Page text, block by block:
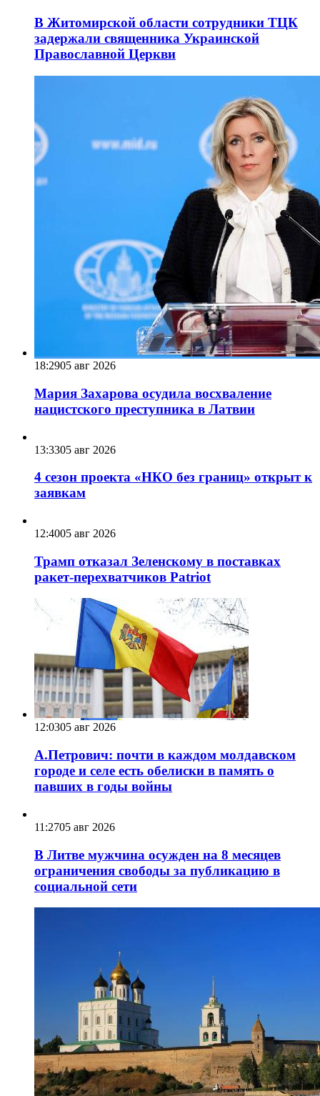
В Житомирской области сотрудники ТЦК
задержали священника Украинской
Православной Церкви
18:2905 авг 2026
Мария Захарова осудила восхваление
нацистского преступника в Латвии
13:3305 авг 2026
4 сезон проекта «НКО без границ» открыт к
заявкам
12:4005 авг 2026
Трамп отказал Зеленскому в поставках
ракет-перехватчиков Patriot
12:0305 авг 2026
А.Петрович: почти в каждом молдавском
городе и селе есть обелиски в память о
павших в годы войны
11:2705 авг 2026
В Литве мужчина осужден на 8 месяцев
ограничения свободы за публикацию в
социальной сети